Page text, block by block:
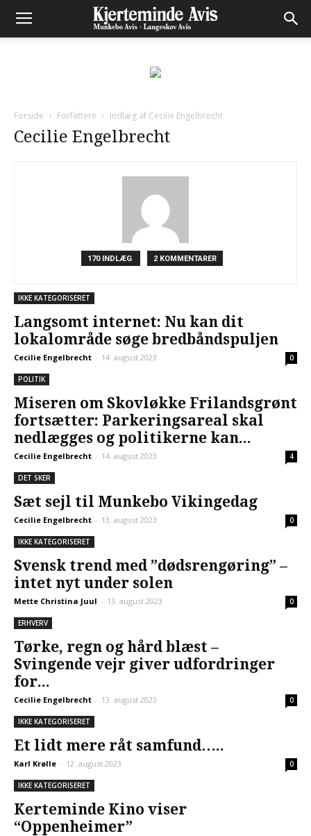
Forside Forfattere Indlæg af Cecilie Engelbrecht
Cecilie Engelbrecht
170 INDLÆG 2 KOMMENTARER
IKKE KATEGORISERET
Langsomt internet: Nu kan dit
lokalområde søge bredbåndspuljen
Cecilie Engelbrecht - 14. august 2023 0
POLITIK
Miseren om Skovløkke Frilandsgrønt
fortsætter: Parkeringsareal skal
nedlægges og politikerne kan...
Cecilie Engelbrecht - 14. august 2023 4
DET SKER
Sæt sejl til Munkebo Vikingedag
Cecilie Engelbrecht - 13. august 2023 0
IKKE KATEGORISERET
Svensk trend med ”dødsrengøring” –
intet nyt under solen
Mette Christina Juul - 13. august 2023 0
ERHVERV
Tørke, regn og hård blæst –
Svingende vejr giver udfordringer
for...
Cecilie Engelbrecht - 13. august 2023 0
IKKE KATEGORISERET
Et lidt mere råt samfund…..
Karl Krølle - 12. august 2023 0
IKKE KATEGORISERET
Kerteminde Kino viser
“Oppenheimer”